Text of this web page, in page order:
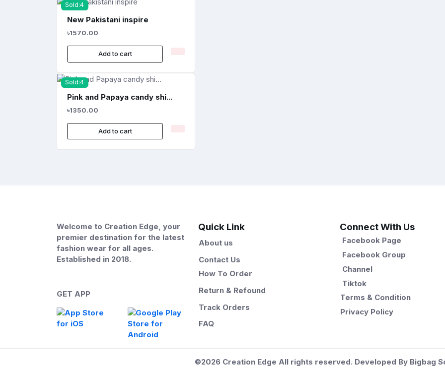
Sold:4
New Pakistani inspire
৳1570.00
Add to cart
Sold:4
Pink and Papaya candy shi...
৳1350.00
Add to cart
Welcome to Creation Edge, your
premier destination for the latest
fashion wear for all ages.
Established in 2018.
GET APP
Quick Link
About us
Contact Us
How To Order
Return & Refound
Track Orders
FAQ
Connect With Us
Facebook Page
Facebook Group
Channel
Tiktok
Terms & Condition
Privacy Policy
©2026 Creation Edge All rights reserved. Developed By Bigbag